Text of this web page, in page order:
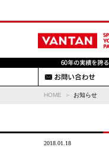
HOME お知らせ
2018.01.18